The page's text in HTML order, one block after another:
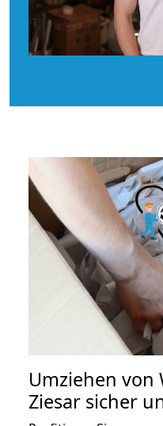
Umziehen von
Ziesar sicher